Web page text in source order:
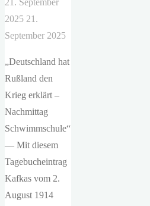
21. September
2025 21.
September 2025
„Deutschland hat
Rußland den
Krieg erklärt –
Nachmittag
Schwimmschule“
— Mit diesem
Tagebucheintrag
Kafkas vom 2.
August 1914